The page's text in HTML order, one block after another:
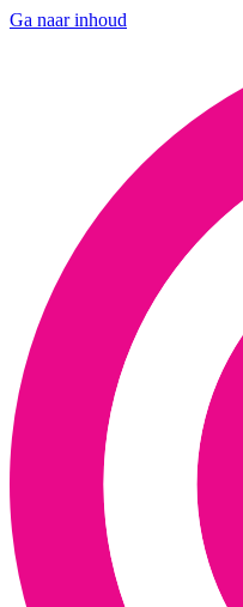
Ga naar inhoud